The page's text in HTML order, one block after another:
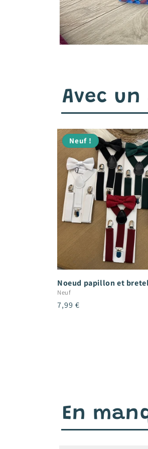
Avec un
Neuf !
Noeud papillon et
Neuf
Prix
7,99 €
En